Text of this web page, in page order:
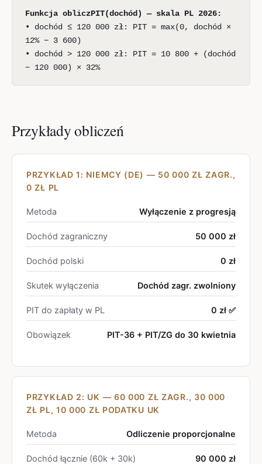
Funkcja obliczPIT(dochód) — skala PL 2026:
• dochód ≤ 120 000 zł: PIT = max(0, dochód ×
12% − 3 600)
• dochód > 120 000 zł: PIT = 10 800 + (dochód
− 120 000) × 32%
Przykłady obliczeń
PRZYKŁAD 1: NIEMCY (DE) — 50 000 ZŁ ZAGR.,
0 ZŁ PL
Metoda Wyłączenie z progresją
Dochód zagraniczny 50 000 zł
Dochód polski 0 zł
Skutek wyłączenia Dochód zagr. zwolniony
PIT do zapłaty w PL 0 zł ✅
Obowiązek PIT-36 + PIT/ZG do 30 kwietnia
PRZYKŁAD 2: UK — 60 000 ZŁ ZAGR., 30 000
ZŁ PL, 10 000 ZŁ PODATKU UK
Metoda Odliczenie proporcjonalne
Dochód łącznie (60k + 30k) 90 000 zł